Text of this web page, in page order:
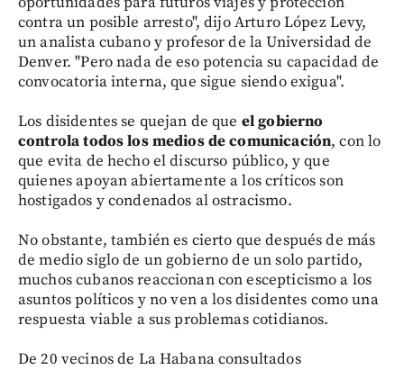
contra un posible arresto", dijo Arturo López Levy,
un analista cubano y profesor de la Universidad de
Denver. "Pero nada de eso potencia su capacidad de
convocatoria interna, que sigue siendo exigua".
Los disidentes se quejan de que el gobierno
controla todos los medios de comunicación, con lo
que evita de hecho el discurso público, y que
quienes apoyan abiertamente a los críticos son
hostigados y condenados al ostracismo.
No obstante, también es cierto que después de más
de medio siglo de un gobierno de un solo partido,
muchos cubanos reaccionan con escepticismo a los
asuntos políticos y no ven a los disidentes como una
respuesta viable a sus problemas cotidianos.
De 20 vecinos de La Habana consultados